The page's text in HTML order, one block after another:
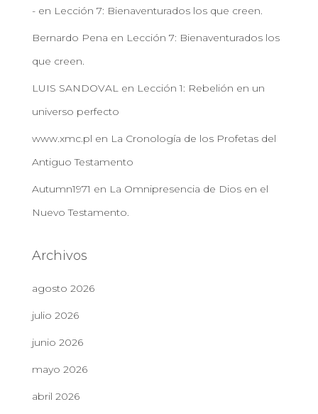
- en Lección 7: Bienaventurados los que creen.
Bernardo Pena en Lección 7: Bienaventurados los
que creen.
LUIS SANDOVAL en Lección 1: Rebelión en un
universo perfecto
www.xmc.pl en La Cronología de los Profetas del
Antiguo Testamento
Autumn1971 en La Omnipresencia de Dios en el
Nuevo Testamento.
Archivos
agosto 2026
julio 2026
junio 2026
mayo 2026
abril 2026